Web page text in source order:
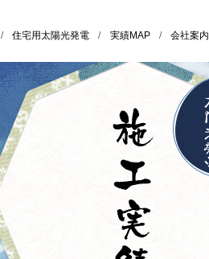
/ 住宅用太陽光発電 / 実績MAP / 会社案内